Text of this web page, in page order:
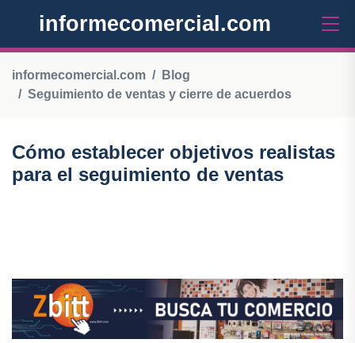
informecomercial.com
informecomercial.com
Blog
Seguimiento de ventas y cierre de acuerdos
Cómo establecer objetivos realistas
para el seguimiento de ventas